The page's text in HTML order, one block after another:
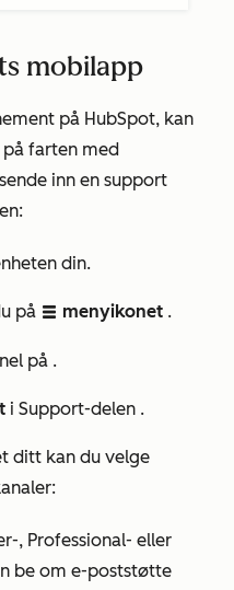
mobilapp
på HubSpot, kan
farten med
inn en support
din.
på listView menyikonet .
på .
i Support-delen .
ditt kan du velge
, Professional- eller
be om e-poststøtte